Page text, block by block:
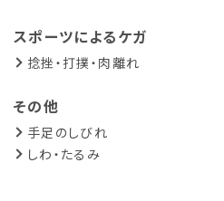
スポーツによるケガ
捻挫・打撲・肉離れ
その他
手足のしびれ
しわ・たるみ